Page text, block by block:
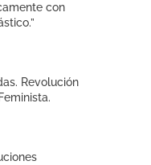
con
Revolución